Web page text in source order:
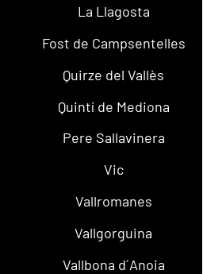
La Llagosta
Fost de Campsentelles
Quirze del Vallès
Quintí de Mediona
Pere Sallavinera
Vic
Vallromanes
Vallgorguina
Vallbona d´Anoia